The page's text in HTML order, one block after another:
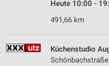
Heute 10:00 -
491,66 km
Küchenstudio